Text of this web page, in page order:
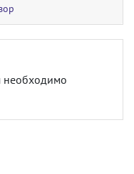
необходимо